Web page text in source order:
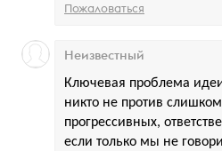
Пожаловаться
Ключевая проблема
никто не против
прогрессивных,
если только мы не
Неизвестный